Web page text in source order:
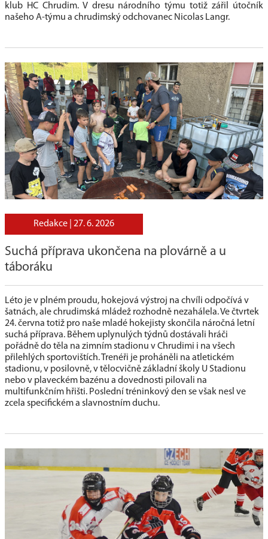
klub HC Chrudim. V dresu národního týmu totiž zářil útočník
našeho A-týmu a chrudimský odchovanec Nicolas Langr.
Redakce | 27. 6. 2026
Suchá příprava ukončena na plovárně a u
táboráku
Léto je v plném proudu, hokejová výstroj na chvíli odpočívá v
šatnách, ale chrudimská mládež rozhodně nezahálela. Ve čtvrtek
24. června totiž pro naše mladé hokejisty skončila náročná letní
suchá příprava. Během uplynulých týdnů dostávali hráči
pořádně do těla na zimním stadionu v Chrudimi i na všech
přilehlých sportovištích. Trenéři je proháněli na atletickém
stadionu, v posilovně, v tělocvičně základní školy U Stadionu
nebo v plaveckém bazénu a dovednosti pilovali na
multifunkčním hřišti. Poslední tréninkový den se však nesl ve
zcela specifickém a slavnostním duchu.